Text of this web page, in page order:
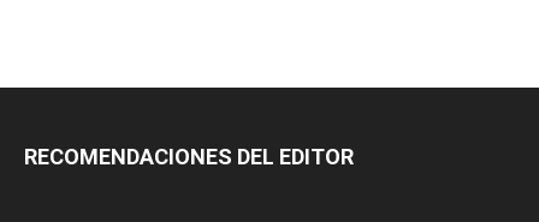
RECOMENDACIONES DEL EDITOR